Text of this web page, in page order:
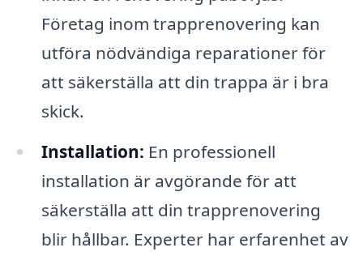
Företag inom trapprenovering kan
utföra nödvändiga reparationer för
att säkerställa att din trappa är i bra
skick.
Installation: En professionell
installation är avgörande för att
säkerställa att din trapprenovering
blir hållbar. Experter har erfarenhet av